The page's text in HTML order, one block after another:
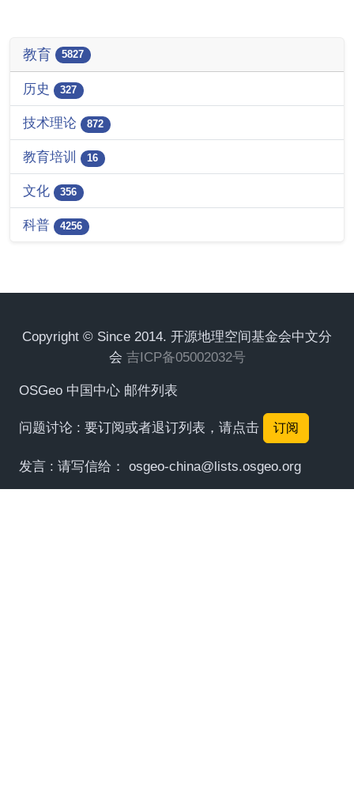
教育 5827
历史 327
技术理论 872
教育培训 16
文化 356
科普 4256
Copyright © Since 2014. 开源地理空间基金会中文分
会 吉ICP备05002032号
OSGeo 中国中心 邮件列表
问题讨论 : 要订阅或者退订列表，请点击 订阅
发言 : 请写信给： osgeo-china@lists.osgeo.org